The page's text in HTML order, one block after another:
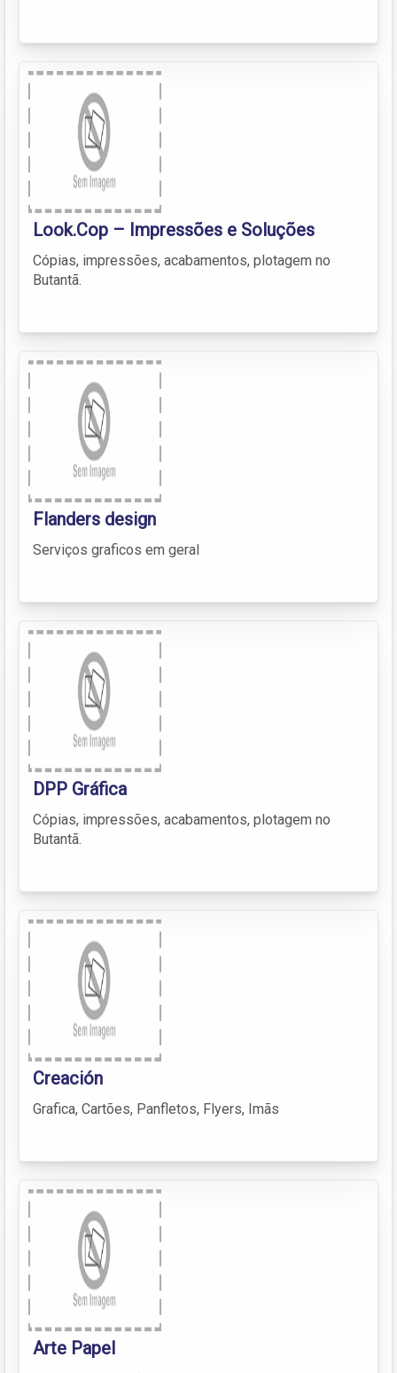
Look.Cop – Impressões e Soluções
Cópias, impressões, acabamentos, plotagem no
Butantã.
Flanders design
Serviços graficos em geral
DPP Gráfica
Cópias, impressões, acabamentos, plotagem no
Butantã.
Creación
Grafica, Cartões, Panfletos, Flyers, Imãs
Arte Papel